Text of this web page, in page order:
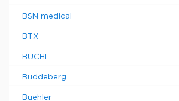
BSN medical
BTX
BUCHI
Buddeberg
Buehler